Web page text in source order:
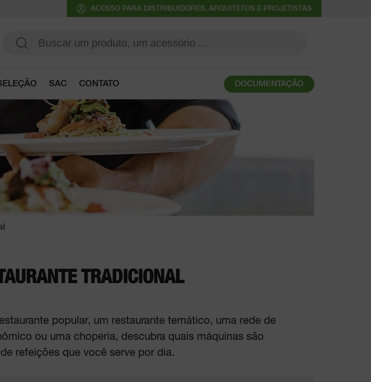
ACESSO PARA DISTRIBUIDORES, ARQUITETOS E PROJETISTAS
SAC CONTATO DOCUMENTAÇÃO
TRADICIONAL
popular, um restaurante temático, uma rede de
ou uma choperia, descubra quais máquinas são
refeições que você serve por dia.
ao guia de seleção